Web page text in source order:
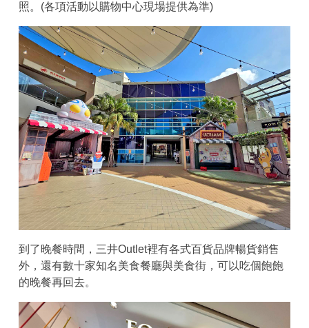
照。(各項活動以購物中心現場提供為準)
到了晚餐時間，三井Outlet裡有各式百貨品牌暢貨銷售
外，還有數十家知名美食餐廳與美食街，可以吃個飽飽
的晚餐再回去。